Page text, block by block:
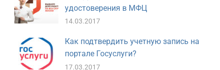
удостоверения в МФЦ
14.03.2017
Как подтвердить учетную запись на
портале Госуслуги?
17.03.2017